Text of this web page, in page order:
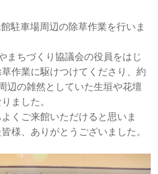
駐車場周辺の除草作業を行いま
まちづくり協議会の役員をはじ
作業に駆けつけてくださり、約
辺の雑然としていた生垣や花壇
ました。
くご来館いただけると思いま
様、ありがとうございました。